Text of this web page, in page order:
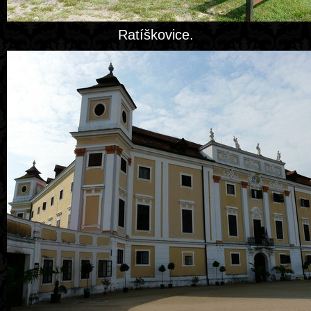
Ratíškovice.